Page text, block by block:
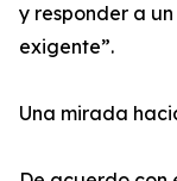
y responder a
exigente”.
Una mirada